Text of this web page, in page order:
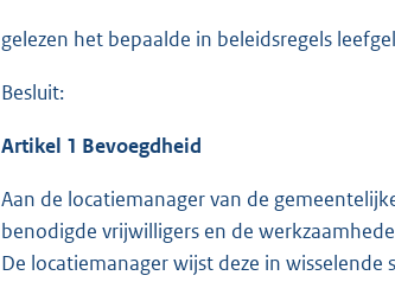
gelezen het bepaalde in beleidsregels
Besluit:
Artikel 1 Bevoegdheid
Aan de locatiemanager van de
benodigde vrijwilligers en de
De locatiemanager wijst deze in